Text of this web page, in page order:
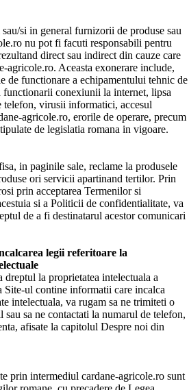
si in general furnizorii de produse sau
nu pot fi facuti responsabili pentru
direct sau indirect din cauze care
agricole.ro. Aceasta exonerare include,
de functionare a echipamentului tehnic de
functionarii conexiunii la internet, lipsa
virusii informatici, accesul
agricole.ro, erorile de operare, precum
de legislatia romana in vigoare.
in paginile sale, reclame la produsele
ori servicii apartinand tertilor. Prin
prin acceptarea Termenilor si
si a Politicii de confidentialitate, va
de a fi destinatarul acestor comunicari
legii referitoare la
dreptul la proprietatea intelectuala a
Site-ul contine informatii care incalca
intelectuala, va rugam sa ne trimiteti o
sau sa ne contactati la numarul de telefon,
afisate la capitolul Despre noi din
prin intermediul cardane-agricole.ro sunt